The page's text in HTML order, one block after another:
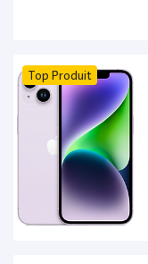
Top Produit